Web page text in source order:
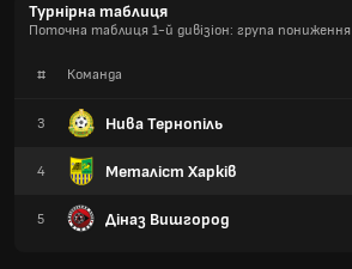
Турнірна таблиця
Поточна таблиця 1-й дивізіон: група пониження
# Команда
3 Нива Тернопіль
4 Металіст Харків
5 Діназ Вишгород